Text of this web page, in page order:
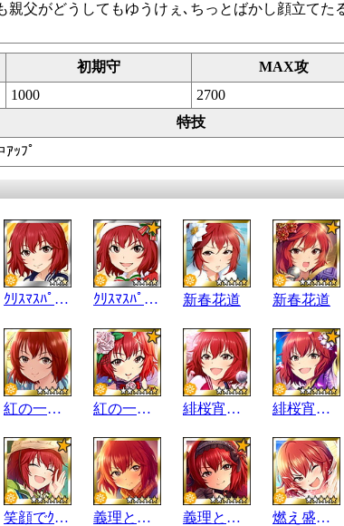
親父がどうしてもゆうけぇ､ちっとばかし顔立てた
初期守 MAX攻
1000 2700
特技
ｯﾌﾟ
ｸﾘｽﾏｽﾊﾟｰﾃｨｰ ｸﾘｽﾏｽﾊﾟｰﾃｨｰ 新春花道 新春花道
紅の一指し 紅の一指し 緋桜宵一刻 緋桜宵一刻
笑顔でｸﾗｲﾏｰ 義理と愛情 義理と愛情 燃え盛る錦秋